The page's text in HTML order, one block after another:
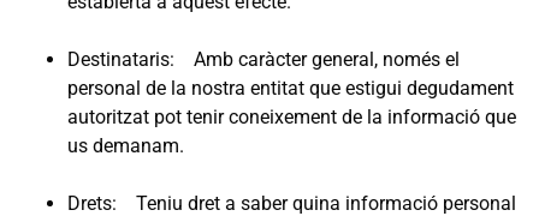
Destinataris: Amb caràcter general, només el
personal de la nostra entitat que estigui degudament
autoritzat pot tenir coneixement de la informació que
us demanam.
Drets: Teniu dret a saber quina informació personal